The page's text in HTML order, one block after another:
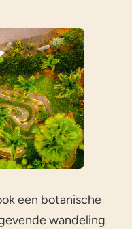
een botanische
wandeling